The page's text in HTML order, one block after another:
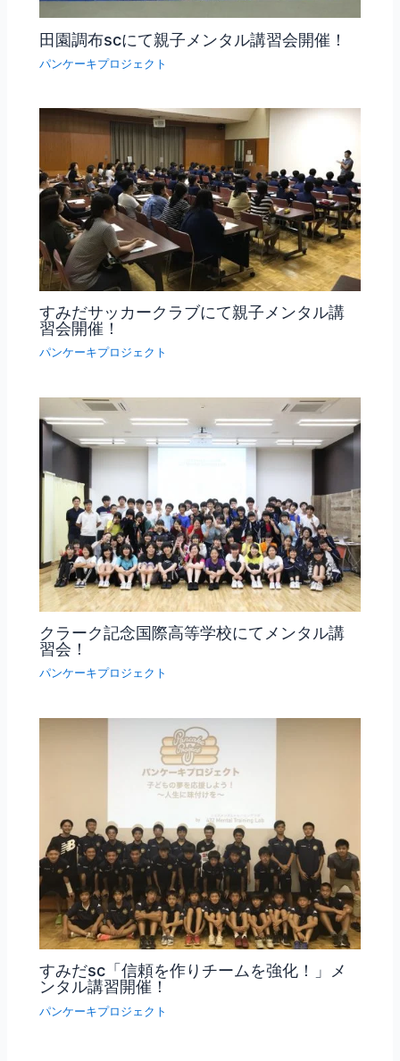
田園調布scにて親子メンタル講習会開催！
パンケーキプロジェクト
すみだサッカークラブにて親子メンタル講
習会開催！
パンケーキプロジェクト
クラーク記念国際高等学校にてメンタル講
習会！
パンケーキプロジェクト
すみだsc「信頼を作りチームを強化！」メ
ンタル講習開催！
パンケーキプロジェクト